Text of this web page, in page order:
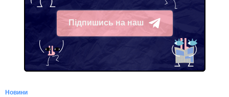
Підпишись на наш
Telegram
Новини